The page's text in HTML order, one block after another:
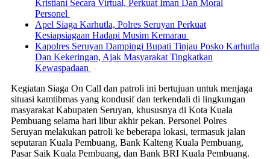
Kristiani Secara Virtual, Perkuat Iman Dan Moral
Personel
Apel Siaga Karhutla, Polres Seruyan Perkuat
Kesiapsiagaan Hadapi Musim Kemarau
Kapolres Seruyan Dampingi Bupati Tinjau Posko Karhutla
Dan Kekeringan, Ajak Masyarakat Tingkatkan
Kewaspadaan
Kegiatan Siaga On Call dan patroli ini bertujuan untuk menjaga
situasi kamtibmas yang kondusif dan terkendali di lingkungan
masyarakat Kabupaten Seruyan, khususnya di Kota Kuala
Pembuang selama hari libur akhir pekan. Personel Polres
Seruyan melakukan patroli ke beberapa lokasi, termasuk jalan
seputaran Kuala Pembuang, Bank Kalteng Kuala Pembuang,
Pasar Saik Kuala Pembuang, dan Bank BRI Kuala Pembuang.